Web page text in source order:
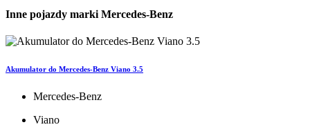
Inne pojazdy marki Mercedes-Benz
Akumulator do Mercedes-Benz Viano 3.5
Mercedes-Benz
Viano